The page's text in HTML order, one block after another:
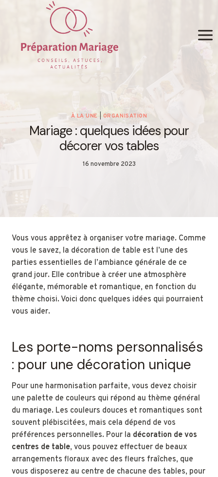
À LA UNE ORGANISATION
Mariage : quelques idées pour
décorer vos tables
16 novembre 2023
Vous vous apprêtez à organiser votre mariage. Comme
vous le savez, la décoration de table est l’une des
parties essentielles de l’ambiance générale de ce
grand jour. Elle contribue à créer une atmosphère
élégante, mémorable et romantique, en fonction du
thème choisi. Voici donc quelques idées qui pourraient
vous aider.
Les porte-noms personnalisés
: pour une décoration unique
Pour une harmonisation parfaite, vous devez choisir
une palette de couleurs qui répond au thème général
du mariage. Les couleurs douces et romantiques sont
souvent plébiscitées, mais cela dépend de vos
préférences personnelles. Pour la décoration de vos
centres de table, vous pouvez effectuer de beaux
arrangements floraux avec des fleurs fraîches, que
vous disposerez au centre de chacune des tables, pour